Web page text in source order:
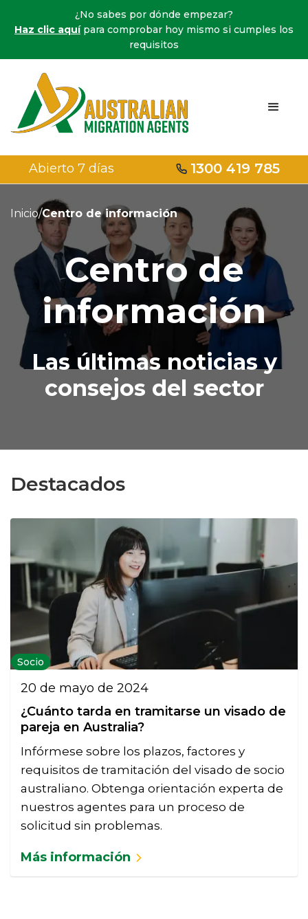
¿No sabes por dónde empezar?
Haz clic aquípara comprobar hoy mismo si cumples los
requisitos
Abierto 7 días 1300 419 785
Inicio/Centro de información
Centro de
información
Las últimas noticias y
consejos del sector
Destacados
Socio
20 de mayo de 2024
¿Cuánto tarda en tramitarse un visado de
pareja en Australia?
Infórmese sobre los plazos, factores y
requisitos de tramitación del visado de socio
australiano. Obtenga orientación experta de
nuestros agentes para un proceso de
solicitud sin problemas.
Más información